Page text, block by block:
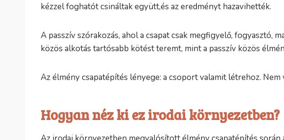
kézzel foghatót csináltak együtt,és az eredményt hazavihették.
A passzív szórakozás, ahol a csapat csak megfigyelő, fogyasztó,
közös alkotás tartósabb kötést teremt, mint a passzív közös
Az élmény csapatépítés lényege: a csoport valamit létrehoz. Nem
Hogyan néz ki ez irodai környezetben?